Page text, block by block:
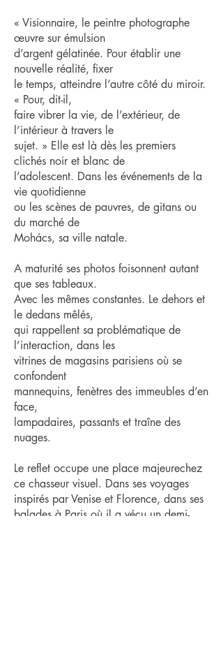
« Visionnaire, le peintre photographe
œuvre sur émulsion
d’argent gélatinée. Pour établir une
nouvelle réalité, fixer
le temps, atteindre l’autre côté du miroir.
« Pour, dit-il,
faire vibrer la vie, de l’extérieur, de
l’intérieur à travers le
sujet. » Elle est là dès les premiers
clichés noir et blanc de
l’adolescent. Dans les événements de la
vie quotidienne
ou les scènes de pauvres, de gitans ou
du marché de
Mohács, sa ville natale.
A maturité ses photos foisonnent autant
que ses tableaux.
Avec les mêmes constantes. Le dehors et
le dedans mêlés,
qui rappellent sa problématique de
l’interaction, dans les
vitrines de magasins parisiens où se
confondent
mannequins, fenètres des immeubles d’en
face,
lampadaires, passants et traîne des
nuages.
Le reflet occupe une place majeurechez
ce chasseur visuel. Dans ses voyages
inspirés par Venise et Florence, dans ses
balades à Paris où il a vécu un demi-